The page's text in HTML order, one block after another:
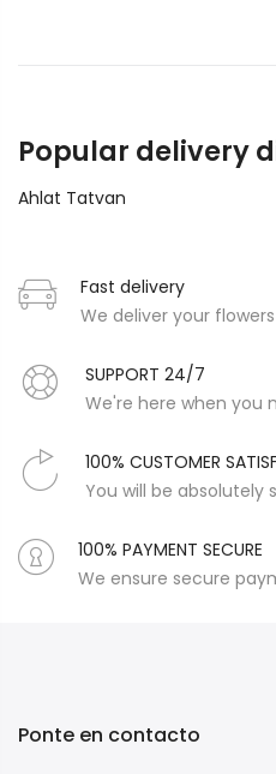
Popular delivery
Ahlat Tatvan
Fast delivery
We deliver your
SUPPORT 24/7
We're here when you
100% CUSTOMER
You will be absolutely
100% PAYMENT SECURE
We ensure secure
Ponte en contacto